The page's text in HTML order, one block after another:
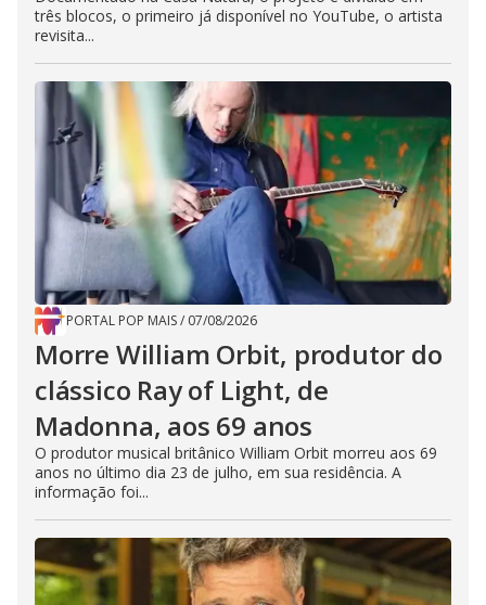
três blocos, o primeiro já disponível no YouTube, o artista
revisita...
PORTAL POP MAIS/ 07/08/2026
Morre William Orbit, produtor do
clássico Ray of Light, de
Madonna, aos 69 anos
O produtor musical britânico William Orbit morreu aos 69
anos no último dia 23 de julho, em sua residência. A
informação foi...